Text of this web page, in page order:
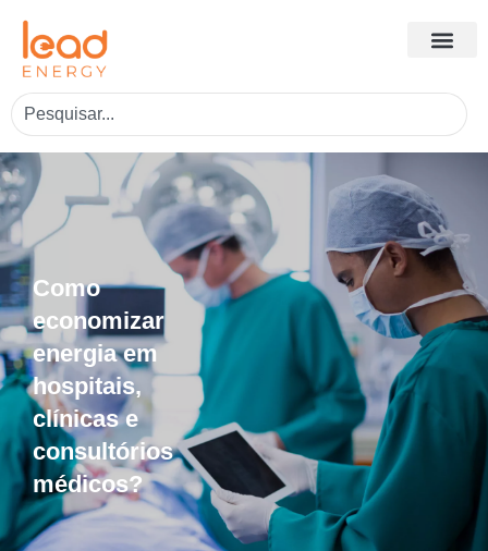
Como
economizar
energia em
hospitais,
clínicas e
consultórios
médicos?